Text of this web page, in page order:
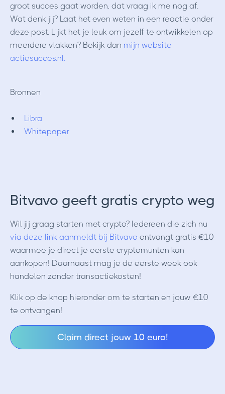
groot succes gaat worden, dat vraag ik me nog af.
Wat denk jij? Laat het even weten in een reactie onder
deze post. Lijkt het je leuk om jezelf te ontwikkelen op
meerdere vlakken? Bekijk dan mijn website
actiesucces.nl
Bronnen
Libra
Whitepaper
Bitvavo geeft gratis crypto weg
Wil jij graag starten met crypto? Iedereen die zich nu
via deze link aanmeldt bij Bitvavo ontvangt gratis €10
waarmee je direct je eerste cryptomunten kan
aankopen! Daarnaast mag je de eerste week ook
handelen zonder transactiekosten!
Klik op de knop hieronder om te starten en jouw €10
te ontvangen!
Claim direct jouw 10 euro!